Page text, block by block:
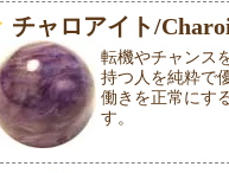
チャロアイト/
転機やチャンス
持つ人を純粋で
働きを正常にす
す。